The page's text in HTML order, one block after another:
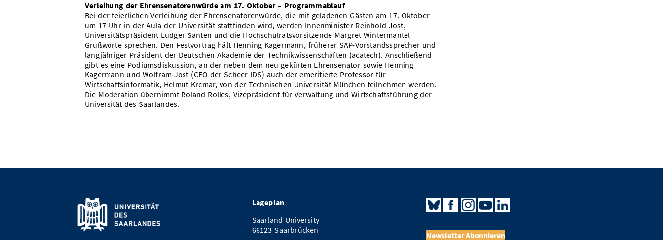
Verleihung der Ehrensenatorenwürde am 17. Oktober – Programmablauf
Bei der feierlichen Verleihung der Ehrensenatorenwürde, die mit geladenen Gästen am 17. Oktober
um 17 Uhr in der Aula der Universität stattfinden wird, werden Innenminister Reinhold Jost,
Universitätspräsident Ludger Santen und die Hochschulratsvorsitzende Margret Wintermantel
Grußworte sprechen. Den Festvortrag hält Henning Kagermann, früherer SAP-Vorstandssprecher und
langjähriger Präsident der Deutschen Akademie der Technikwissenschaften (acatech). Anschließend
gibt es eine Podiumsdiskussion, an der neben dem neu gekürten Ehrensenator sowie Henning
Kagermann und Wolfram Jost (CEO der Scheer IDS) auch der emeritierte Professor für
Wirtschaftsinformatik, Helmut Krcmar, von der Technischen Universität München teilnehmen werden.
Die Moderation übernimmt Roland Rolles, Vizepräsident für Verwaltung und Wirtschaftsführung der
Universität des Saarlandes.
Lageplan
Saarland University
66123 Saarbrücken
Newsletter Abonnieren